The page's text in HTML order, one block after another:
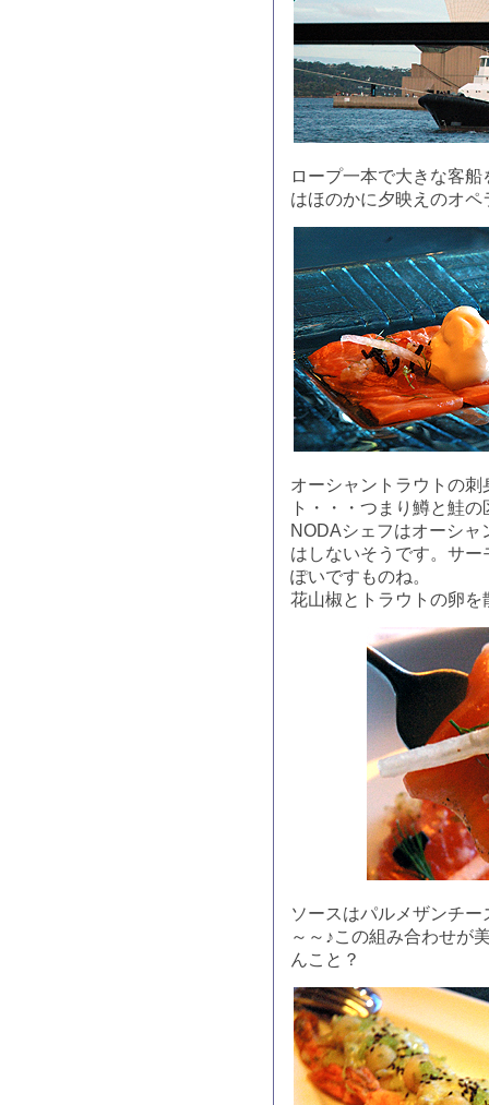
ロープ一本で大きな客
はほのかに夕映えのオ
オーシャントラウトの
ト・・・つまり鱒と鮭
NODAシェフはオーシ
はしないそうです。サ
ぽいですものね。
花山椒とトラウトの卵を
ソースはパルメザンチ
～～♪この組み合わせが
んこと？